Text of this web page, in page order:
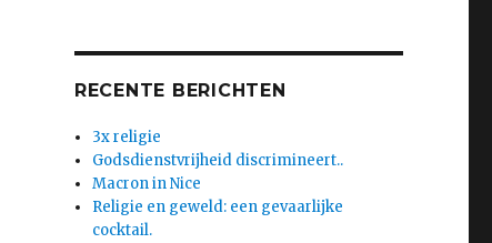
RECENTE BERICHTEN
3x religie
Godsdienstvrijheid discrimineert..
Macron in Nice
Religie en geweld: een gevaarlijke
cocktail.